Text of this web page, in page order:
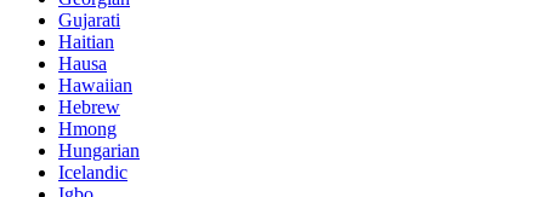
Gujarati
Haitian
Hausa
Hawaiian
Hebrew
Hmong
Hungarian
Icelandic